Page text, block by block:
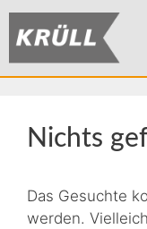
Nichts
Das Gesuchte
werden.